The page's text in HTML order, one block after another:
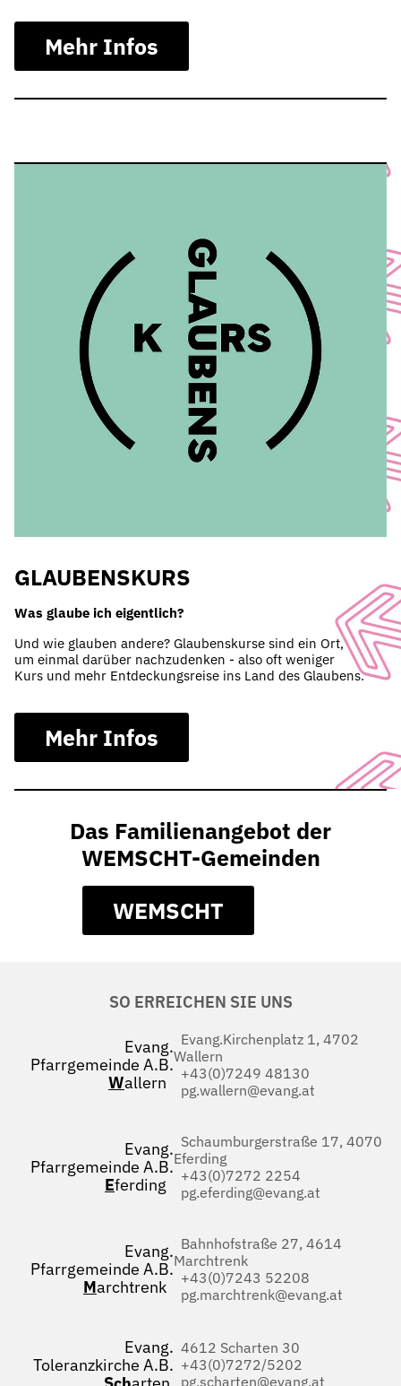
Mehr Infos
GLAUBENSKURS
Was glaube ich eigentlich?
Und wie glauben andere? Glaubenskurse sind ein Ort,
um einmal darüber nachzudenken - also oft weniger
Kurs und mehr Entdeckungsreise ins Land des Glaubens.
Mehr Infos
Das Familienangebot der
WEMSCHT-Gemeinden
WEMSCHT
SO ERREICHEN SIE UNS
Evang.
Pfarrgemeinde A.B.
Wallern
Evang.Kirchenplatz 1, 4702
Wallern
+43(0)7249 48130
pg.wallern@evang.at
Evang.
Pfarrgemeinde A.B.
Eferding
Schaumburgerstraße 17, 4070
Eferding
+43(0)7272 2254
pg.eferding@evang.at
Evang.
Pfarrgemeinde A.B.
Marchtrenk
Bahnhofstraße 27, 4614
Marchtrenk
+43(0)7243 52208
pg.marchtrenk@evang.at
Evang.
Toleranzkirche A.B.
4612 Scharten 30
+43(0)7272/5202
pg.scharten@evang.at